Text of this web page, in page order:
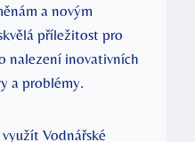
a novým
příležitost pro
nalezení inovativních
a problémy.
Vodnářské